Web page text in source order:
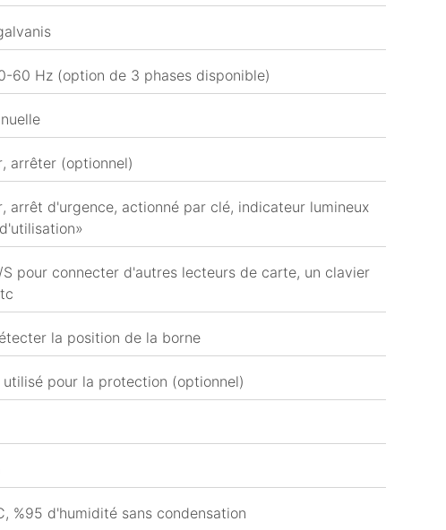
60 Hz (option de 3 phases disponible)
arrêter (optionnel)
arrêt d'urgence, actionné par clé, indicateur lumineux
pour connecter d'autres lecteurs de carte, un clavier
la position de la borne
pour la protection (optionnel)
%95 d'humidité sans condensation